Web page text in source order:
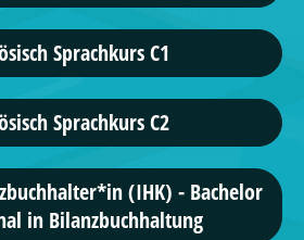
Sprachkurs C1
Sprachkurs C2
(IHK) - Bachelor
in Bilanzbuchhaltung